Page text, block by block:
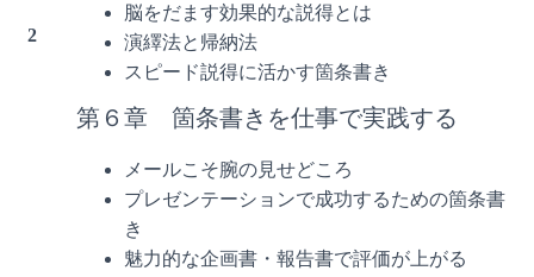
2
脳をだます効果的な説得とは
演繹法と帰納法
スピード説得に活かす箇条書き
第６章 箇条書きを仕事で実践する
メールこそ腕の見せどころ
プレゼンテーションで成功するための箇条書
き
魅力的な企画書・報告書で評価が上がる